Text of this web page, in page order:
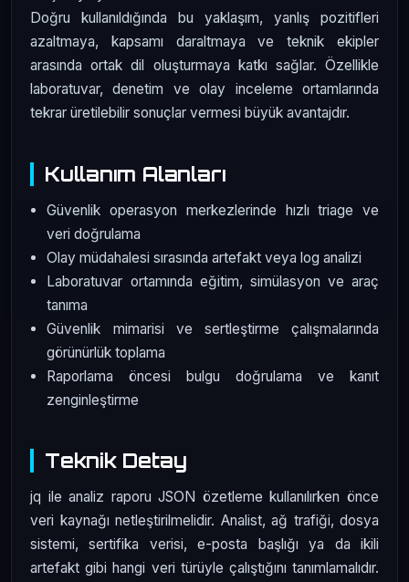
Doğru kullanıldığında bu yaklaşım, yanlış pozitifleri
azaltmaya, kapsamı daraltmaya ve teknik ekipler
arasında ortak dil oluşturmaya katkı sağlar. Özellikle
laboratuvar, denetim ve olay inceleme ortamlarında
tekrar üretilebilir sonuçlar vermesi büyük avantajdır.
Kullanım Alanları
Güvenlik operasyon merkezlerinde hızlı triage ve
veri doğrulama
Olay müdahalesi sırasında artefakt veya log analizi
Laboratuvar ortamında eğitim, simülasyon ve araç
tanıma
Güvenlik mimarisi ve sertleştirme çalışmalarında
görünürlük toplama
Raporlama öncesi bulgu doğrulama ve kanıt
zenginleştirme
Teknik Detay
jq ile analiz raporu JSON özetleme kullanılırken önce
veri kaynağı netleştirilmelidir. Analist, ağ trafiği, dosya
sistemi, sertifika verisi, e-posta başlığı ya da ikili
artefakt gibi hangi veri türüyle çalıştığını tanımlamalıdır.